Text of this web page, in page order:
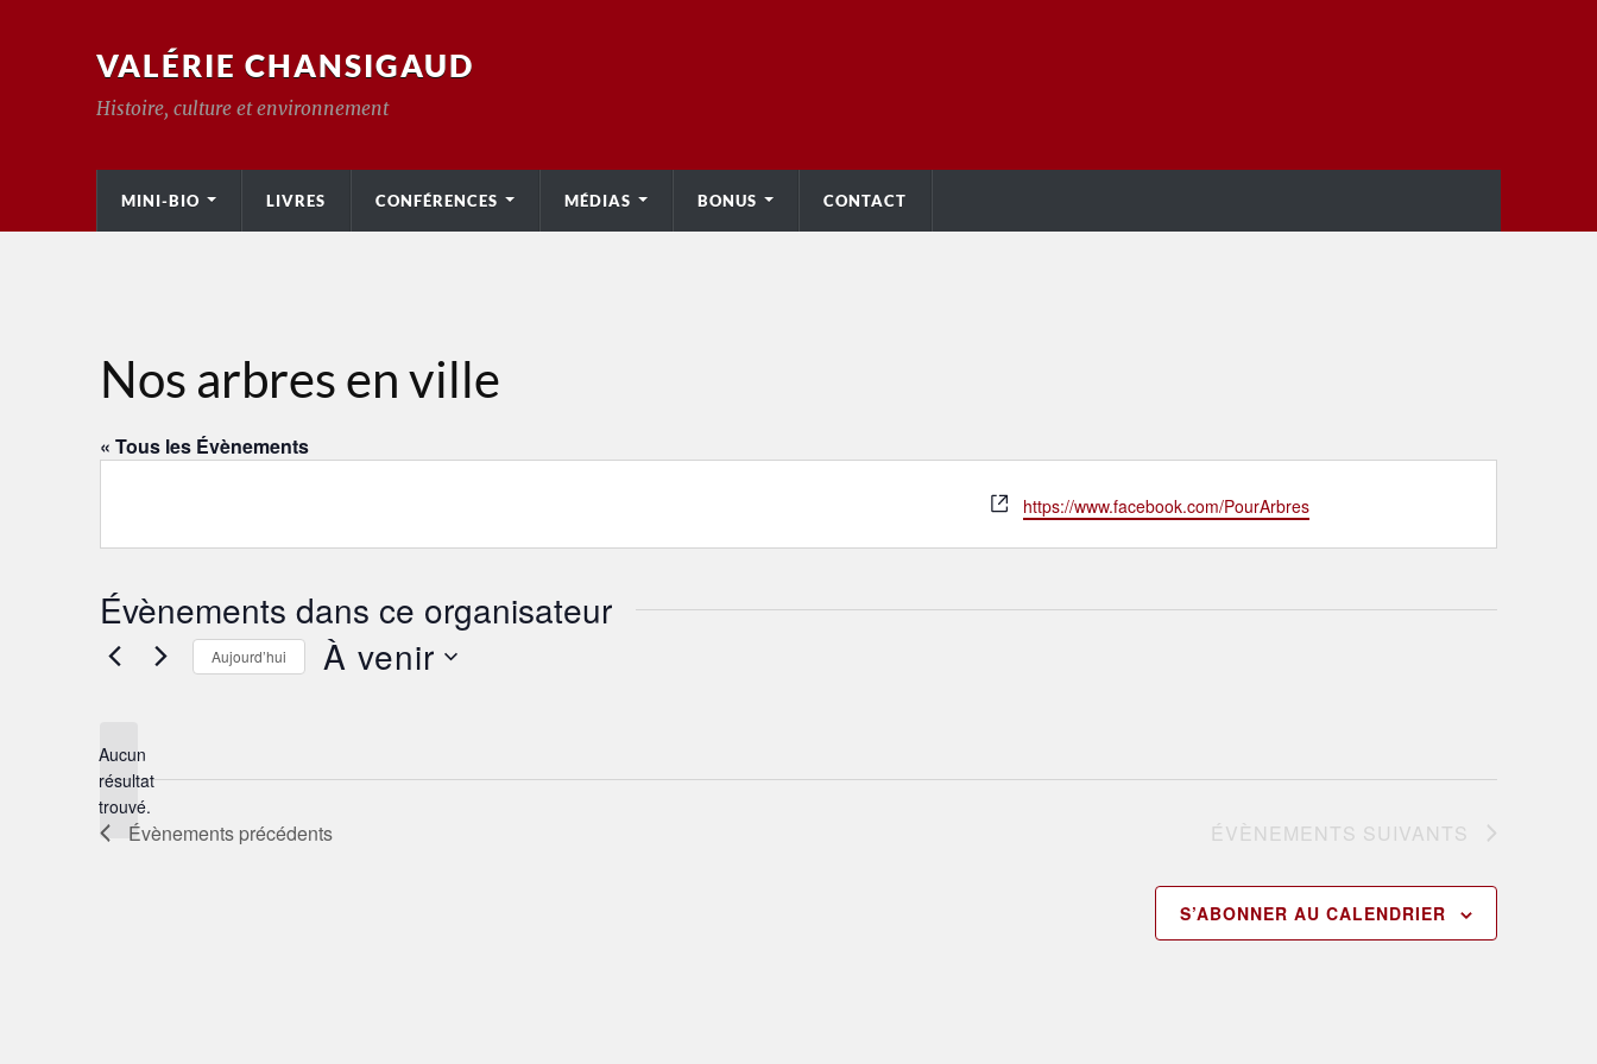
VALÉRIE CHANSIGAUD
Histoire, culture et environnement
MINI-BIO LIVRES CONFÉRENCES MÉDIAS BONUS CONTACT
Nos arbres en ville
« Tous les Évènements
Site
web
https://www.facebook.com/PourArbres
Évènements dans ce organisateur
Notice
Aucun
résultat
trouvé.
Aujourd’hui À venir
Évènements précédents ÉVÈNEMENTS SUIVANTS
S’ABONNER AU CALENDRIER